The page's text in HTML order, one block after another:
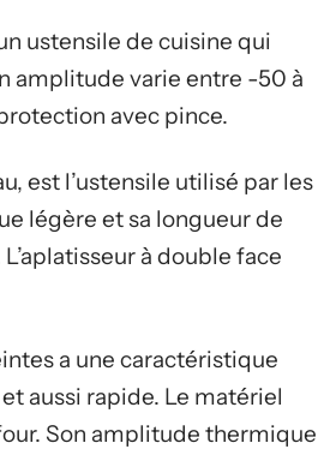
ustensile de cuisine qui
amplitude varie entre -50 à
avec pince.
est l’ustensile utilisé par les
légère et sa longueur de
à double face
a une caractéristique
aussi rapide. Le matériel
Son amplitude thermique